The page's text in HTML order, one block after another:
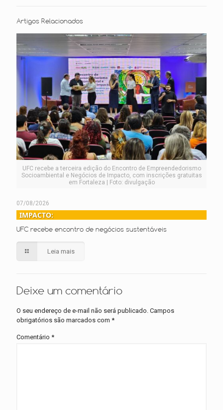
Artigos Relacionados
UFC recebe a terceira edição do Encontro de Empreendedorismo
Socioambiental e Negócios de Impacto, com inscrições gratuitas
em Fortaleza | Foto: divulgação
07/08/2026
IMPACTO:
UFC recebe encontro de negócios sustentáveis
Leia mais
Deixe um comentário
O seu endereço de e-mail não será publicado. Campos
obrigatórios são marcados com *
Comentário *